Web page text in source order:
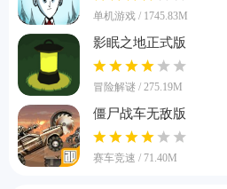
单机游戏 / 1745.83M
影眠之地正式版
冒险解谜 / 275.19M
僵尸战车无敌版
赛车竞速 / 71.40M